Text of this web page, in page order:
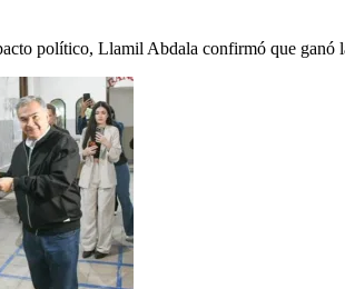
político, Llamil Abdala confirmó que ganó